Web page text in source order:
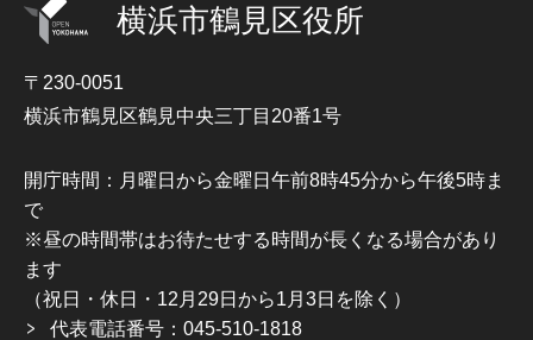
横浜市鶴見区役所
〒230-0051
横浜市鶴見区鶴見中央三丁目20番1号
開庁時間：月曜日から金曜日午前8時45分から午後5時ま
で
※昼の時間帯はお待たせする時間が長くなる場合があり
ます
（祝日・休日・12月29日から1月3日を除く）
代表電話番号：045-510-1818